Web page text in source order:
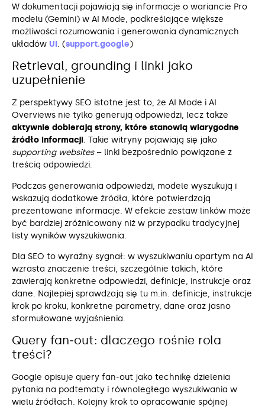
W dokumentacji pojawiają się informacje o wariancie Pro
modelu (Gemini) w AI Mode, podkreślające większe
możliwości rozumowania i generowania dynamicznych
układów UI. (support.google)
Retrieval, grounding i linki jako
uzupełnienie
Z perspektywy SEO istotne jest to, że AI Mode i AI
Overviews nie tylko generują odpowiedzi, lecz także
aktywnie dobierają strony, które stanowią wiarygodne
źródło informacji. Takie witryny pojawiają się jako
supporting websites– linki bezpośrednio powiązane z
treścią odpowiedzi.
Podczas generowania odpowiedzi, modele wyszukują i
wskazują dodatkowe źródła, które potwierdzają
prezentowane informacje. W efekcie zestaw linków może
być bardziej zróżnicowany niż w przypadku tradycyjnej
listy wyników wyszukiwania.
Dla SEO to wyraźny sygnał: w wyszukiwaniu opartym na AI
wzrasta znaczenie treści, szczególnie takich, które
zawierają konkretne odpowiedzi, definicje, instrukcje oraz
dane. Najlepiej sprawdzają się tu m.in. definicje, instrukcje
krok po kroku, konkretne parametry, dane oraz jasno
sformułowane wyjaśnienia.
Query fan‑out: dlaczego rośnie rola
treści?
Google opisuje query fan‑out jako technikę dzielenia
pytania na podtematy i równoległego wyszukiwania w
wielu źródłach. Kolejny krok to opracowanie spójnej